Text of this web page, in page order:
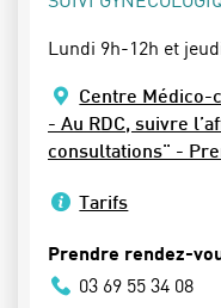
Lundi 9h-12h et
Centre Médico-
- Au RDC, suivre
consultations" -
Tarifs
Prendre rendez-
03 69 55 34 08